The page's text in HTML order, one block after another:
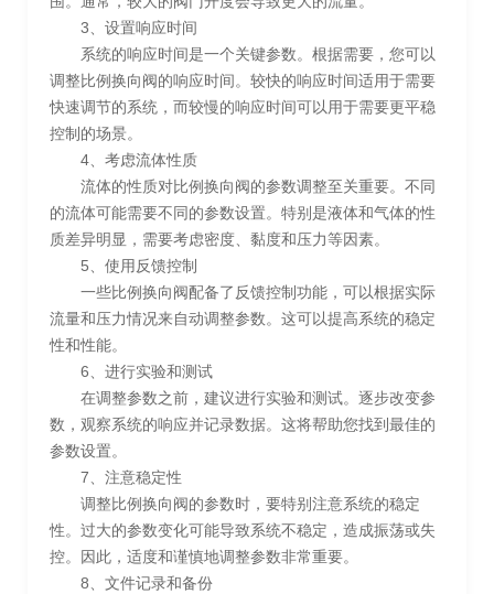
3、设置响应时间
系统的响应时间是一个关键参数。根据需要，您可以
调整比例换向阀的响应时间。较快的响应时间适用于需要
快速调节的系统，而较慢的响应时间可以用于需要更平稳
控制的场景。
4、考虑流体性质
流体的性质对比例换向阀的参数调整至关重要。不同
的流体可能需要不同的参数设置。特别是液体和气体的性
质差异明显，需要考虑密度、黏度和压力等因素。
5、使用反馈控制
一些比例换向阀配备了反馈控制功能，可以根据实际
流量和压力情况来自动调整参数。这可以提高系统的稳定
性和性能。
6、进行实验和测试
在调整参数之前，建议进行实验和测试。逐步改变参
数，观察系统的响应并记录数据。这将帮助您找到最佳的
参数设置。
7、注意稳定性
调整比例换向阀的参数时，要特别注意系统的稳定
性。过大的参数变化可能导致系统不稳定，造成振荡或失
控。因此，适度和谨慎地调整参数非常重要。
8、文件记录和备份